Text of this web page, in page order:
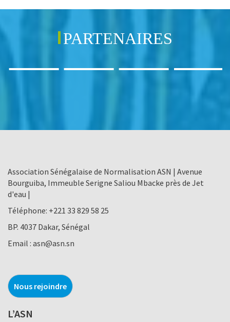
PARTENAIRES
Association Sénégalaise de Normalisation ASN | Avenue
Bourguiba, Immeuble Serigne Saliou Mbacke près de Jet
d'eau |
Téléphone: +221 33 829 58 25
BP. 4037 Dakar, Sénégal
Email : asn@asn.sn
Nous rejoindre
L’ASN